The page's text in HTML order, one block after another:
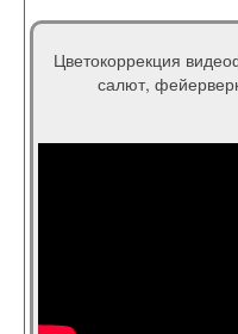
Цветокоррекция
салют,